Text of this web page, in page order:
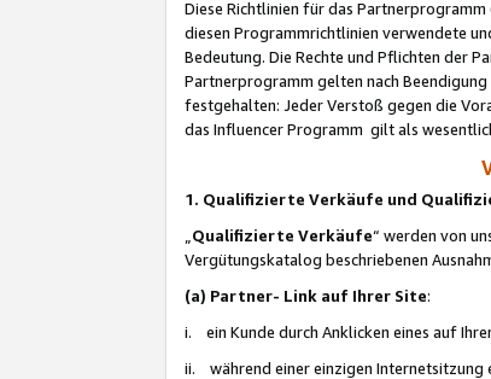
Diese Richtlinien für das Partnerprogramm
diesen Programmrichtlinien verwendete
Bedeutung. Die Rechte und Pflichten der
Partnerprogramm gelten nach
festgehalten: Jeder Verstoß gegen die
das Influencer Programm gilt als
1. Qualifizierte Verkäufe und
Qualifizierte Verkäufe“ werden von
Vergütungskatalog beschriebenen
(a) Partner- Link auf Ihrer Site:
i. ein Kunde durch Anklicken eines auf
ii. während einer einzigen Internetsitzung